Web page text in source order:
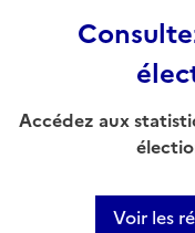
Accédez aux
Voir les